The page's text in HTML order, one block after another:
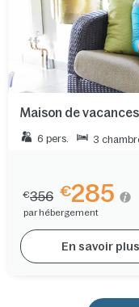
Maison de
6 pers. 3
€356 €285
par hébergement
En savoir plus